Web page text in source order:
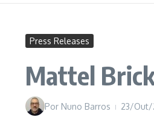
Press Releases
Mattel
Por Nuno Barros 23/Out/